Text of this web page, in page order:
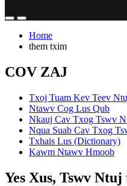
Home
them txim
COV ZAJ
Txoj Tuam Kev Teev
Ntawv Cog Lus Qub
Nkauj Cav Txog Tswv
Nqua Suab Cav Txog
Txhais Lus (Dictionary)
Kawm Ntawv Hmoob
Yes Xus, Tswv Ntuj